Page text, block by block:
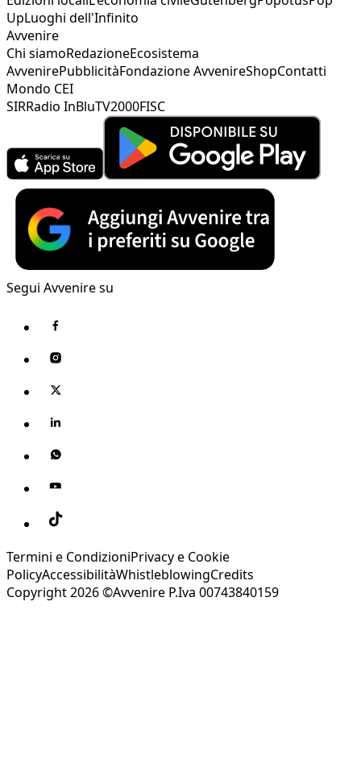
UpLuoghi dell'Infinito
Avvenire
Chi siamoRedazioneEcosistema
AvvenirePubblicitàFondazione AvvenireShopContatti
Mondo CEI
SIRRadio InBluTV2000FISC
Segui Avvenire su
Termini e CondizioniPrivacy e Cookie
PolicyAccessibilitàWhistleblowingCredits
Copyright 2026 ©Avvenire P.Iva 00743840159